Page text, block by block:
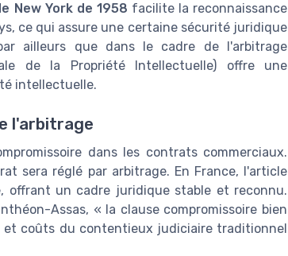
New York de 1958 facilite la reconnaissance
ce qui assure une certaine sécurité juridique
ailleurs que dans le cadre de l'arbitrage
de la Propriété Intellectuelle) offre une
intellectuelle.
l'arbitrage
dans les contrats commerciaux.
sera réglé par arbitrage. En France, l'article
offrant un cadre juridique stable et reconnu.
Assas, « la clause compromissoire bien
coûts du contentieux judiciaire traditionnel